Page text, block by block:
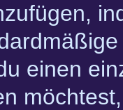
einen